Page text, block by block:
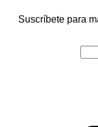
Suscríbete para